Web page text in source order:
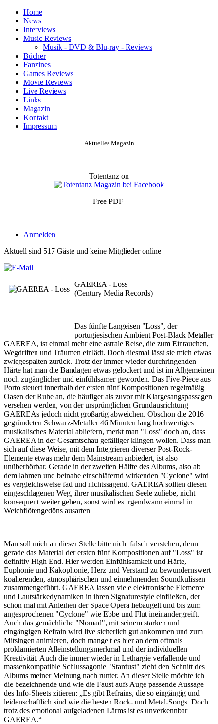
Home
News
Interviews
Music Reviews
Musik - DVD & Blu-ray - Reviews
Bücher
Fanzines
Games Reviews
Movie Reviews
Live Reviews
Links
Magazin
Kontakt
Impressum
Aktuelles Magazin
Totentanz on
Free PDF
Anmelden
Aktuell sind 517 Gäste und keine Mitglieder online
GAEREA - Loss
(Century Media Records)
Das fünfte Langeisen "Loss", der
portugiesischen Ambient Post-Black Metaller
GAEREA, ist einmal mehr eine astrale Reise, die zum Eintauchen,
Wegdriften und Träumen einlädt. Doch diesmal lässt sie mich etwas
zwiegespalten zurück. Trotz der immer wieder durchringenden
Härte hat man die Bandagen etwas gelockert und ist im Allgemeinen
noch zugänglicher und einfühlsamer geworden. Das Five-Piece aus
Porto steuert innerhalb der ersten fünf Kompositionen regelmäßig
Oasen der Ruhe an, die häufiger als zuvor mit Klargesangspassagen
versehen werden, von der ursprünglichen Grundausrichtung
GAEREAs jedoch nicht großartig abweichen. Obschon die 2016
gegründeten Schwarz-Metaller 46 Minuten lang hochwertiges
musikalisches Material abliefern, merkt man "Loss" doch an, dass
GAEREA in der Gesamtschau gefälliger klingen wollen. Dass man
sich auf diese Weise, mit dem Integrieren diverser Post-Rock-
Elemente etwas mehr dem Mainstream anbiedert, ist also
unüberhörbar. Gerade in der zweiten Hälfte des Albums, also ab
dem lahmen und beinahe einschläfernd wirkenden "Cyclone" wird
es vergleichsweise fad und nichtssagend. GAEREA sollten diesen
eingeschlagenen Weg, ihrer musikalischen Seele zuliebe, nicht
konsequent weiter gehen, sonst wird es irgendwann einmal in
Weichflötengedöns ausarten.
Man soll mich an dieser Stelle bitte nicht falsch verstehen, denn
gerade das Material der ersten fünf Kompositionen auf "Loss" ist
definitiv High End. Hier werden Einfühlsamkeit und Härte,
Euphonie und Kakophonie, Herz und Verstand zu bewundernswert
koalierenden, atmosphärischen und einnehmenden Soundkulissen
zusammengeführt. GAEREA lassen viele elektronische Elemente
und Lautstärkedynamiken in ihren Signaturestyle einfließen, der
schon mal mit Anleihen der Space Opera liebäugelt und bis zum
angesprochenen "Cyclone" wie Ebbe und Flut ineinandergreift.
Auch das gemächliche "Nomad", mit seinem starken und
eingängigen Refrain wird live sicherlich gut ankommen und zum
Mitsingen animieren, doch mangelt es hier an dem oftmals
proklamierten Alleinstellungsmerkmal und der individuellen
Kreativität. Auch die immer wieder in Lethargie verfallende und
massenkompatible Schlussagonie "Stardust" zieht den Schnitt des
Albums meiner Meinung nach runter. An dieser Stelle möchte ich
die bezeichnende und wie die Faust aufs Auge passende Aussage
des Info-Sheets zitieren: „Es gibt Refrains, die so eingängig und
leidenschaftlich sind wie die besten Rock- und Metal-Songs. Doch
trotz des emotional aufgeladenen Lärms ist es unverkennbar
GAEREA.“